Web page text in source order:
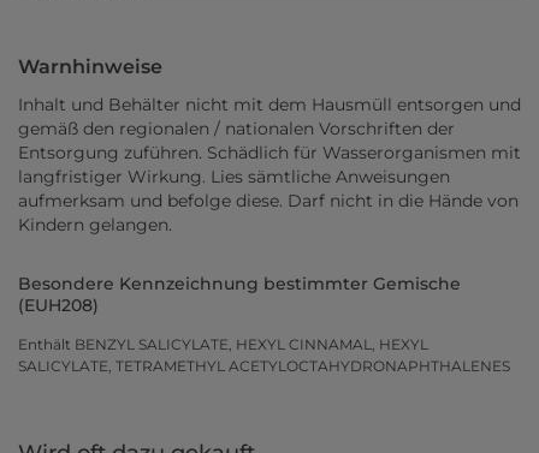
Warnhinweise
Inhalt und Behälter nicht mit dem Hausmüll entsorgen und
gemäß den regionalen / nationalen Vorschriften der
Entsorgung zuführen. Schädlich für Wasserorganismen mit
langfristiger Wirkung. Lies sämtliche Anweisungen
aufmerksam und befolge diese. Darf nicht in die Hände von
Kindern gelangen.
Besondere Kennzeichnung bestimmter Gemische
(EUH208)
Enthält BENZYL SALICYLATE, HEXYL CINNAMAL, HEXYL
SALICYLATE, TETRAMETHYL ACETYLOCTAHYDRONAPHTHALENES